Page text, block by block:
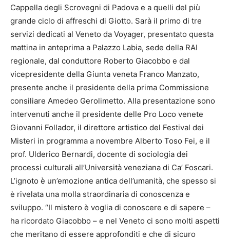
Cappella degli Scrovegni di Padova e a quelli del più
grande ciclo di affreschi di Giotto. Sarà il primo di tre
servizi dedicati al Veneto da Voyager, presentato questa
mattina in anteprima a Palazzo Labia, sede della RAI
regionale, dal conduttore Roberto Giacobbo e dal
vicepresidente della Giunta veneta Franco Manzato,
presente anche il presidente della prima Commissione
consiliare Amedeo Gerolimetto. Alla presentazione sono
intervenuti anche il presidente delle Pro Loco venete
Giovanni Follador, il direttore artistico del Festival dei
Misteri in programma a novembre Alberto Toso Fei, e il
prof. Ulderico Bernardi, docente di sociologia dei
processi culturali all’Università veneziana di Ca’ Foscari.
L’ignoto è un’emozione antica dell’umanità, che spesso si
è rivelata una molla straordinaria di conoscenza e
sviluppo. “Il mistero è voglia di conoscere e di sapere –
ha ricordato Giacobbo – e nel Veneto ci sono molti aspetti
che meritano di essere approfonditi e che di sicuro